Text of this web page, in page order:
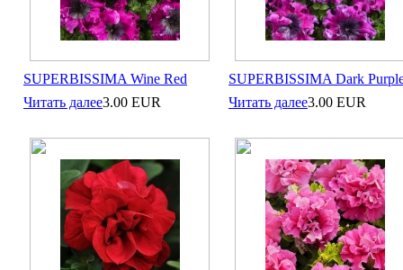
SUPERBISSIMA Wine Red
Читать далее3.00 EUR
SUPERBISSIMA Dark
Читать далее3.00 EUR